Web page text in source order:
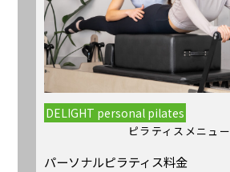
DELIGHT personal pilates
ピラティスメニュー
パーソナルピラティス料金